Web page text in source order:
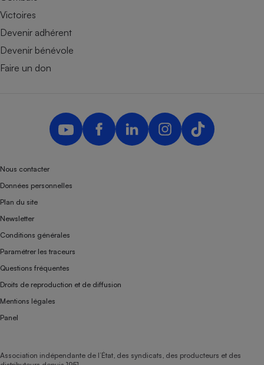
Victoires
Devenir adhérent
Devenir bénévole
Faire un don
Nous contacter
Données personnelles
Plan du site
Newsletter
Conditions générales
Paramétrer les traceurs
Questions fréquentes
Droits de reproduction et de diffusion
Mentions légales
Panel
Association indépendante de l’État, des syndicats, des producteurs et des